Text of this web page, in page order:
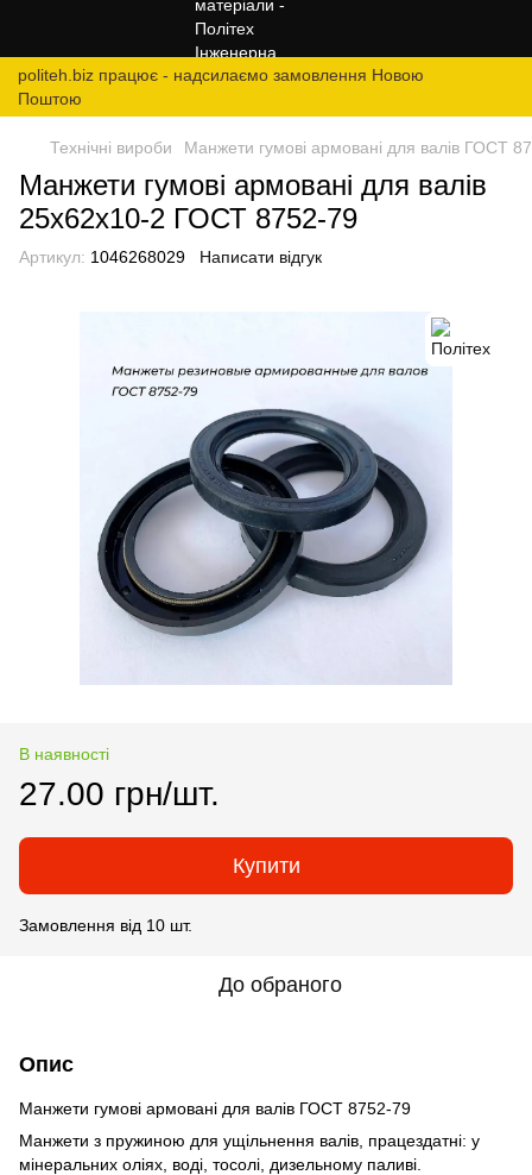
politeh.biz працює - надсилаємо замовлення Новою
Поштою
Технічні вироби Манжети гумові армовані для валів ГОСТ
Манжети гумові армовані для валів
25х62х10-2 ГОСТ 8752-79
Артикул: 1046268029 Написати відгук
В наявності
27.00 грн/шт.
Купити
Замовлення від 10 шт.
До обраного
Опис
Манжети гумові армовані для валів ГОСТ 8752-79
Манжети з пружиною для ущільнення валів, працездатні: у
мінеральних оліях, воді, тосолі, дизельному паливі.